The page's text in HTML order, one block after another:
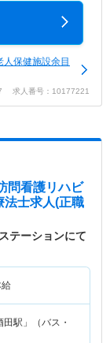
保健施設余目
求人番号：10177221
問看護リハビ
法士求人(正職
テーションにて
田駅」（バス・